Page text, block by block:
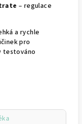
– regulace
a rychle
pro
testováno